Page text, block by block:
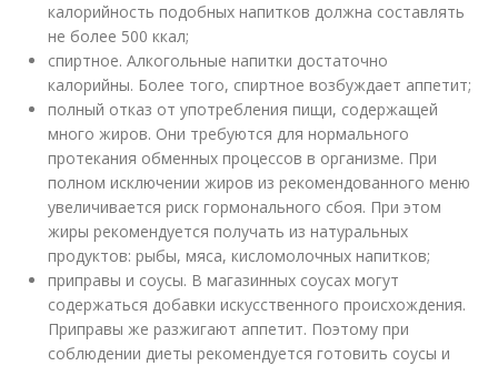
калорийность подобных напитков должна составлять
не более 500 ккал;
спиртное. Алкогольные напитки достаточно
калорийны. Более того, спиртное возбуждает аппетит;
полный отказ от употребления пищи, содержащей
много жиров. Они требуются для нормального
протекания обменных процессов в организме. При
полном исключении жиров из рекомендованного меню
увеличивается риск гормонального сбоя. При этом
жиры рекомендуется получать из натуральных
продуктов: рыбы, мяса, кисломолочных напитков;
приправы и соусы. В магазинных соусах могут
содержаться добавки искусственного происхождения.
Приправы же разжигают аппетит. Поэтому при
соблюдении диеты рекомендуется готовить соусы и